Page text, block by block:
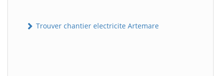
Trouver chantier electricite Artemare